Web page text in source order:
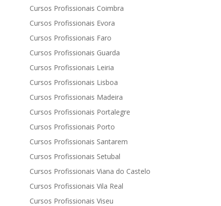
Cursos Profissionais Coimbra
Cursos Profissionais Evora
Cursos Profissionais Faro
Cursos Profissionais Guarda
Cursos Profissionais Leiria
Cursos Profissionais Lisboa
Cursos Profissionais Madeira
Cursos Profissionais Portalegre
Cursos Profissionais Porto
Cursos Profissionais Santarem
Cursos Profissionais Setubal
Cursos Profissionais Viana do Castelo
Cursos Profissionais Vila Real
Cursos Profissionais Viseu